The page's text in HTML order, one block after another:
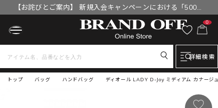
【お詫びとご案内】 新規入会キャンペーンにおける「500円
OFFクーポン」付与漏れと補填について
0
詳細検索
トップ ディオール LADY D-Joy ミディアム カナー
バッグ ハンドバッグ